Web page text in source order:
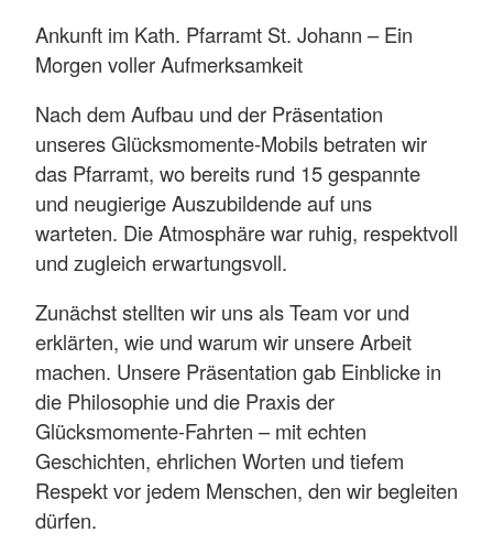
Ankunft im Kath. Pfarramt St. Johann – Ein
Morgen voller Aufmerksamkeit
Nach dem Aufbau und der Präsentation
unseres Glücksmomente-Mobils betraten wir
das Pfarramt, wo bereits rund 15 gespannte
und neugierige Auszubildende auf uns
warteten. Die Atmosphäre war ruhig, respektvoll
und zugleich erwartungsvoll.
Zunächst stellten wir uns als Team vor und
erklärten, wie und warum wir unsere Arbeit
machen. Unsere Präsentation gab Einblicke in
die Philosophie und die Praxis der
Glücksmomente-Fahrten – mit echten
Geschichten, ehrlichen Worten und tiefem
Respekt vor jedem Menschen, den wir begleiten
dürfen.